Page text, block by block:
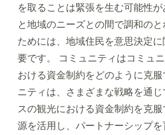
を取ることは緊張を生む可能性
と地域のニーズとの間で調和の
ためには、地域住民を意思決定
要です。 コミュニティはコミュ
おける資金制約をどのように克
ニティは、さまざまな戦略を通
スの観光における資金制約を克
源を活用し、パートナーシップ